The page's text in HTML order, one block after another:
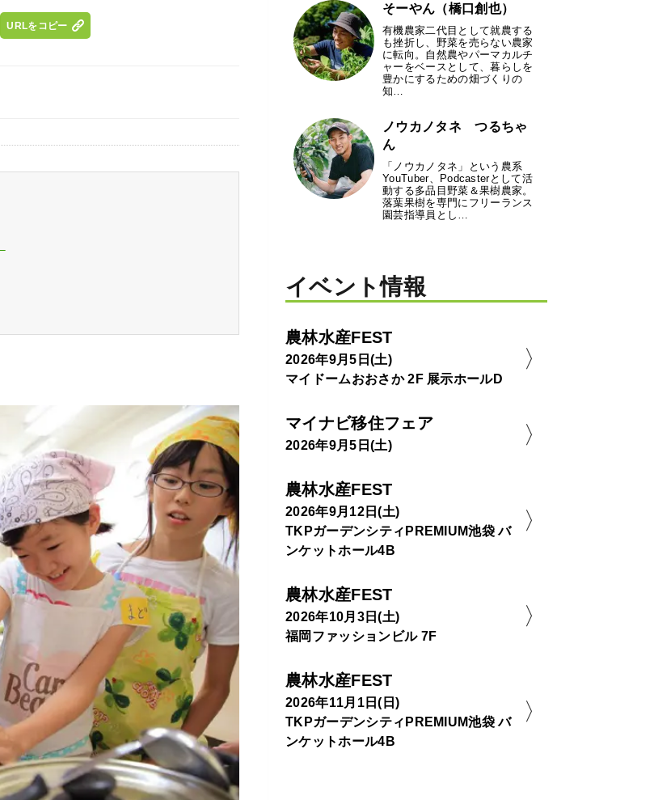
URLをコピー
そーやん（橋口創也）
有機農家二代目として就農する
も挫折し、野菜を売らない農家
に転向。自然農やパーマカルチ
ャーをベースとして、暮らしを
豊かにするための畑づくりの
知…
ノウカノタネ つるちゃ
ん
「ノウカノタネ」という農系
YouTuber、Podcasterとして活
動する多品目野菜＆果樹農家。
落葉果樹を専門にフリーランス
園芸指導員とし…
イベント情報
農林水産FEST
2026年9月5日(土)
マイドームおおさか 2F 展示ホールD
マイナビ移住フェア
2026年9月5日(土)
農林水産FEST
2026年9月12日(土)
TKPガーデンシティPREMIUM池袋 バ
ンケットホール4B
農林水産FEST
2026年10月3日(土)
福岡ファッションビル 7F
農林水産FEST
2026年11月1日(日)
TKPガーデンシティPREMIUM池袋 バ
ンケットホール4B